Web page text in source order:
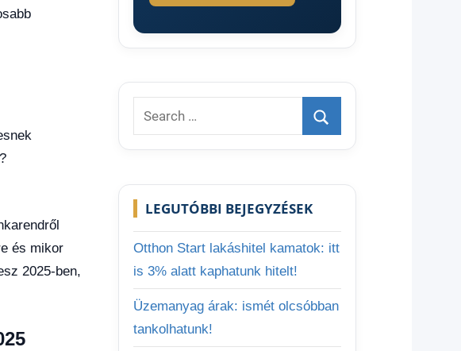
és mikor
2025-ben,
Search
for:
Search
LEGUTÓBBI BEJEGYZÉSEK
Otthon Start lakáshitel kamatok: itt
is 3% alatt kaphatunk hitelt!
Üzemanyag árak: ismét olcsóbban
tankolhatunk!